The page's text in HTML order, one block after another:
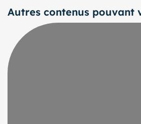
Autres contenus pouvant